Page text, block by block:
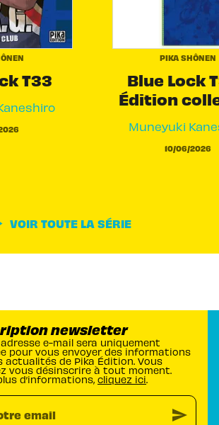
T33
PIKA SHÔNEN
Blue Lock
Édition
Muneyuki
10/06/2026
VOIR TOUTE LA SÉRIE
newsletter
e-mail sera uniquement
pour vous envoyer des informations
actualités de Pika Édition. Vous
vous désinscrire à tout moment.
d’informations, cliquez ici.
email send